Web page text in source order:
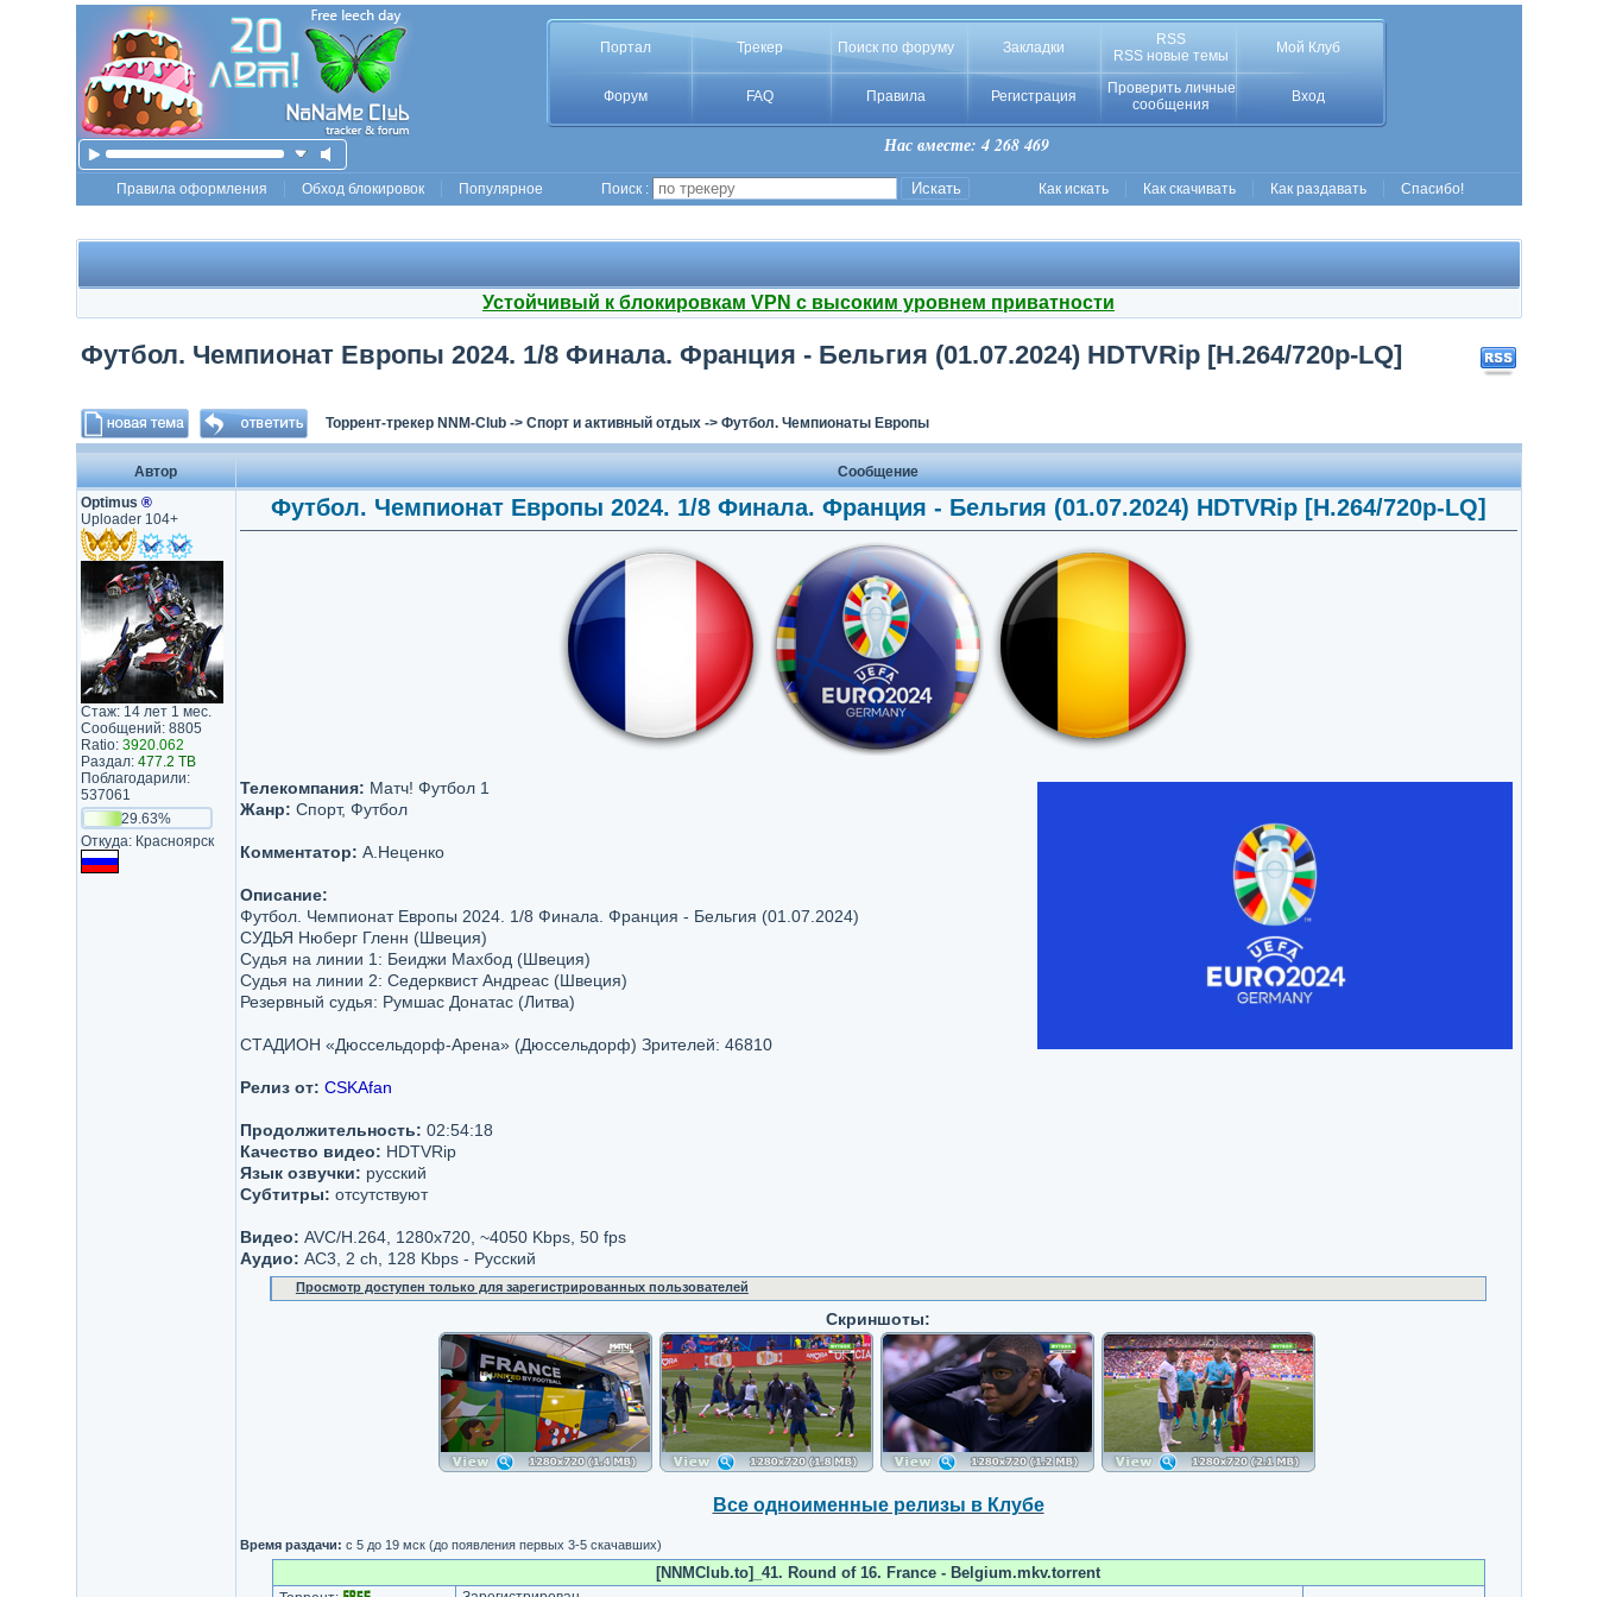
Портал Трекер Поиск по форуму Закладки
RSS
RSS новые темы
Мой Клуб
Форум FAQ Правила Регистрация
Проверить личные
сообщения
Вход
Нас вместе: 4 268 469
Правила оформления Обход блокировок Популярное Поиск : Как искать Как скачивать Как раздавать Спасибо!
Устойчивый к блокировкам VPN с высоким уровнем приватности
Футбол. Чемпионат Европы 2024. 1/8 Финала. Франция - Бельгия (01.07.2024) HDTVRip [H.264/720p-LQ]
Торрент-трекер NNM-Club-> Спорт и активный отдых-> Футбол. Чемпионаты Европы
Автор
Сообщение
Optimus ®
Uploader 104+
Стаж: 14 лет 1 мес.
Сообщений: 8805
Ratio: 3920.062
Раздал: 477.2 TB
Поблагодарили:
537061
29.63%
Откуда: Красноярск
Футбол. Чемпионат Европы 2024. 1/8 Финала. Франция - Бельгия (01.07.2024) HDTVRip [H.264/720p-LQ]
Телекомпания: Матч! Футбол 1
Жанр: Спорт, Футбол
Комментатор: А.Неценко
Описание:
Футбол. Чемпионат Европы 2024. 1/8 Финала. Франция - Бельгия (01.07.2024)
СУДЬЯ Нюберг Гленн (Швеция)
Судья на линии 1: Беиджи Махбод (Швеция)
Судья на линии 2: Седерквист Андреас (Швеция)
Резервный судья: Румшас Донатас (Литва)
СТАДИОН «Дюссельдорф-Арена» (Дюссельдорф) Зрителей: 46810
Релиз от: CSKAfan
Продолжительность: 02:54:18
Качество видео: HDTVRip
Язык озвучки: русский
Субтитры: отсутствуют
Видео: AVC/H.264, 1280x720, ~4050 Kbps, 50 fps
Аудио: AC3, 2 ch, 128 Kbps - Русский
Просмотр доступен только для зарегистрированных пользователей
Скриншоты:
Все одноименные релизы в Клубе
Время раздачи: с 5 до 19 мск (до появления первых 3-5 скачавших)
[NNMClub.to]_41. Round of 16. France - Belgium.mkv.torrent